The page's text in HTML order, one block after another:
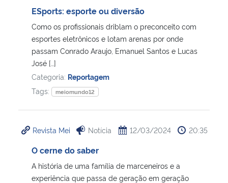
ESports: esporte ou diversão
Como os profissionais driblam o preconceito com
esportes eletrônicos e lotam arenas por onde
passam Conrado Araujo, Emanuel Santos e Lucas
José […]
Categoria: Reportagem
Tags:
meiomundo12
Revista Mei Notícia 12/03/2024 20:35
O cerne do saber
A história de uma família de marceneiros e a
experiência que passa de geração em geração